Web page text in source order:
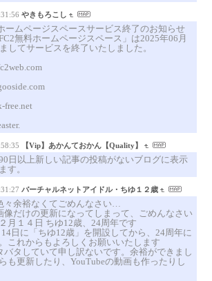
やきもろこし
ームページスペースサービス終了のお知らせ
無料ホームページスペース」は2025年06月
してサービスを終了いたしました。
free.net
【Vip】あかんておかん【Quality】
日以上新しい記事の投稿がないブログに表示
す。
バーチャルネットアイドル・ちゆ１２歳
々余裕なくてごめんなさい…
像だけの更新になってしまって、ごめんなさい
月１４日 ちゆ12歳、24周年です
日に「ちゆ12歳」を開設してから、24周年に
これからもよろしくお願いいたします
バタしていて申し訳ないです。余裕ができまし
も更新したり、YouTubeの動画も作ったりし